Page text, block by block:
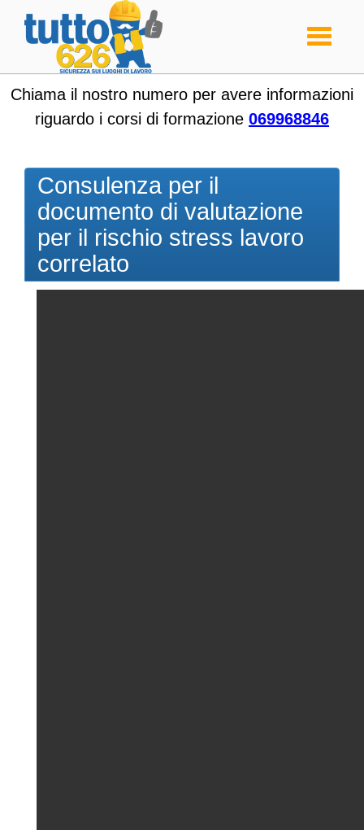
Toggle
Chiama il nostro numero per avere informazioni
riguardo i corsi di formazione 069968846
Consulenza per il
documento di valutazione
per il rischio stress lavoro
correlato